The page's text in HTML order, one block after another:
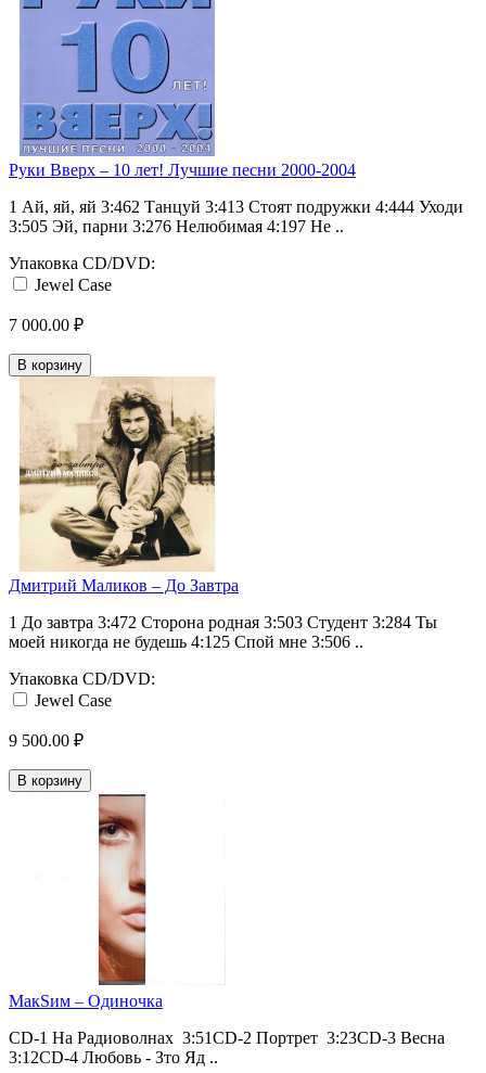
Руки Вверх ‎– 10 лет! Лучшие песни 2000-2004
1 Ай, яй, яй 3:462 Танцуй 3:413 Стоят подружки 4:444 Уходи
3:505 Эй, парни 3:276 Нелюбимая 4:197 Не ..
Упаковка CD/DVD:
Jewel Case
7 000.00 ₽
В корзину
Дмитрий Маликов ‎– До Завтра
1 До завтра 3:472 Сторона родная 3:503 Студент 3:284 Ты
моей никогда не будешь 4:125 Спой мне 3:506 ..
Упаковка CD/DVD:
Jewel Case
9 500.00 ₽
В корзину
МакSим ‎– Одиночка
CD-1 На Радиоволнах 3:51CD-2 Портрет 3:23CD-3 Весна
3:12CD-4 Любовь - Зто Яд ..